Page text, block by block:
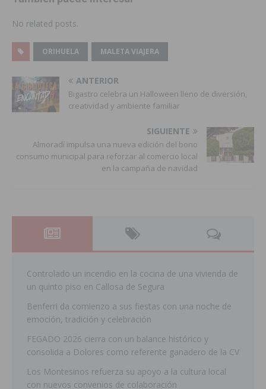
No related posts.
ORIHUELA MALETA VIAJERA
ANTERIOR
Bigastro celebra un Halloween lleno de diversión,
creatividad y ambiente familiar
SIGUIENTE
Almoradí impulsa una nueva edición del bono
consumo municipal para reforzar al comercio local
en la campaña de navidad
Controlado un incendio en la cocina de una vivienda de
un quinto piso en Callosa de Segura
Benferri da comienzo a sus fiestas con una noche de
emoción, tradición y celebración
FEGADO 2026 cierra con un balance histórico y
consolida a Dolores como referente ganadero de la CV
Los Montesinos refuerza su apoyo a la cultura local
con nuevos convenios de colaboración